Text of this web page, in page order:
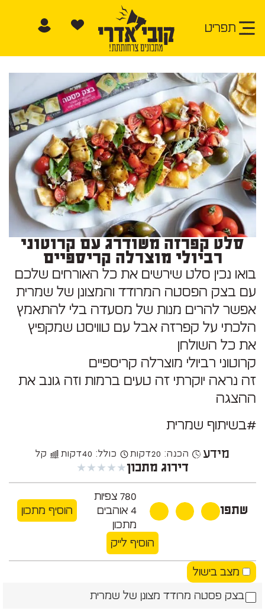
תפריט
סלט קפרזה משודרג עם קרוטוני
רביולי מוצרלה קריספיים
בואו נכין סלט שירשים את כל האורחים שלכם
עם בצק הפסטה המרודד והמצונן של שמרית
אפשר להרים מנות של מסעדה בלי להתאמץ
הלכתי על קפרזה אבל עם טוויסט שמקפיץ
את כל השולחן
קרוטוני רביולי מוצרלה קריספיים
זה נראה יוקרתי זה טעים ברמות וזה גונב את
ההצגה
#בשיתוף שמרית
מידע הכנה: 20 דקות כולל: 40 דקות קל
דירוג מתכון★
★
★
★
★
שתפו
780 צפיות
4 אוהבים
מתכון
הוסיף מתכון
הוסיף לייק
מצב בישול
בצק פסטה מרודד מצונן של שמרית